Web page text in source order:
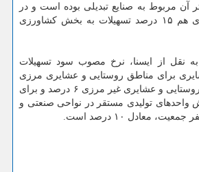
آن مربوط به صنایع تبدیلی بوده است و در
بخش زراعت و باغداری هم ۱۵ درصد تسهیلات به بخش کشاورزی
نقل از ایسنا، نرخ مصوب سود تسهیلات
برای مناطق روستایی و عشایری مرزی
۴ درصد، برای مناطق روستایی و عشایری غیر مرزی ۶ درصد و برای
واحدهای تولیدی مستقر در نواحی صنعتی و